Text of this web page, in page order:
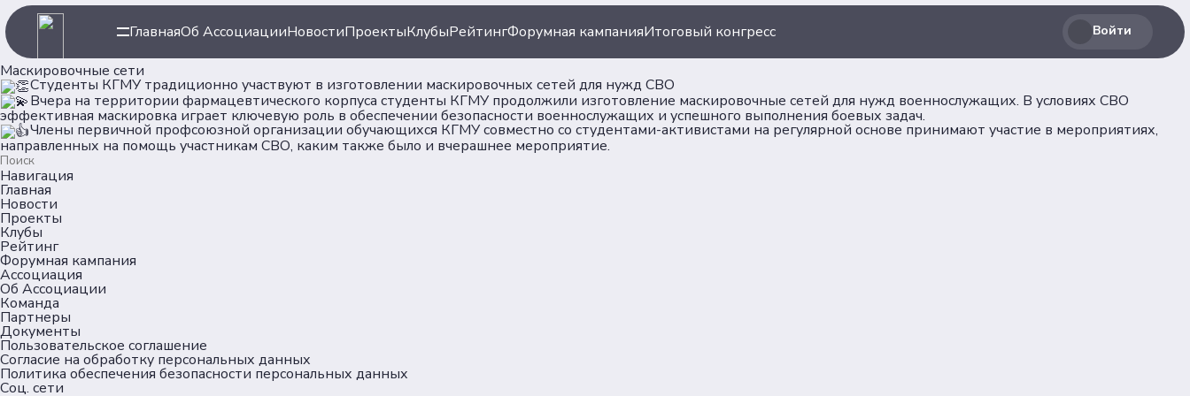
ГлавнаяОб АссоциацииНовостиПроектыКлубыРейтингФорумная кампанияИтоговый конгресс Войти
Маскировочные сети
Студенты КГМУ традиционно участвуют в изготовлении маскировочных сетей для нужд СВО
Вчера на территории фармацевтического корпуса студенты КГМУ продолжили изготовление маскировочные сетей для нужд военнослужащих. В условиях СВО
эффективная маскировка играет ключевую роль в обеспечении безопасности военнослужащих и успешного выполнения боевых задач.
Члены первичной профсоюзной организации обучающихся КГМУ совместно со студентами-активистами на регулярной основе принимают участие в мероприятиях,
направленных на помощь участникам СВО, каким также было и вчерашнее мероприятие.
Навигация
Главная
Новости
Проекты
Клубы
Рейтинг
Форумная кампания
Ассоциация
Об Ассоциации
Команда
Партнеры
Документы
Пользовательское соглашение
Согласие на обработку персональных данных
Политика обеспечения безопасности персональных данных
Соц. сети